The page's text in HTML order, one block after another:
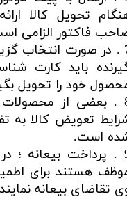
تحویل کالا
فاکتور الزامی
7 . در صورت انتخاب
باید کارت
خود را تحویل
8 . بعضی از
تعویض کالا به
است.
9 . پرداخت بیعانه
هستند برای
تقاضای بیعانه